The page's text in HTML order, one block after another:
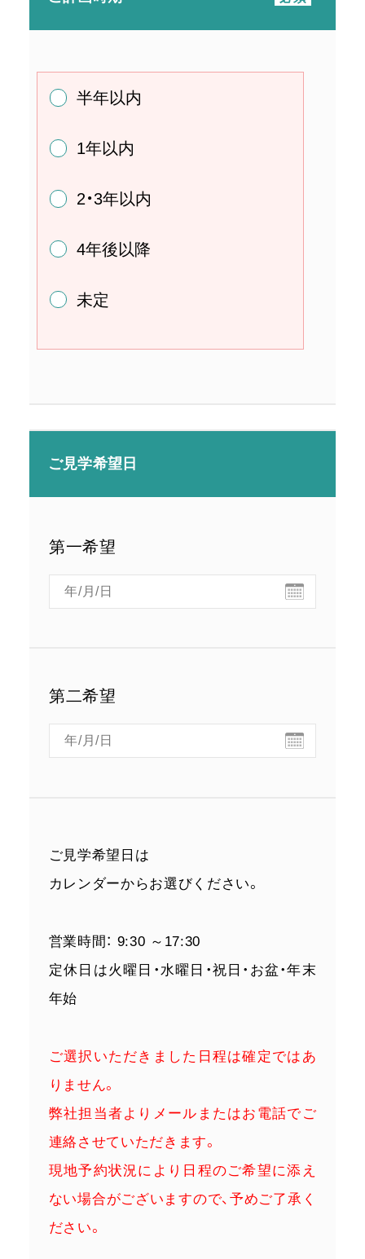
半年以内
1年以内
2・3年以内
4年後以降
未定
ご見学希望日
第一希望
第二希望
ご見学希望日は
カレンダーからお選びください。
営業時間： 9:30 ～17:30
定休日は火曜日・水曜日・祝日・お盆・年末
年始
ご選択いただきました日程は確定ではあ
りません。
弊社担当者よりメールまたはお電話でご
連絡させていただきます。
現地予約状況により日程のご希望に添え
ない場合がございますので、予めご了承く
ださい。